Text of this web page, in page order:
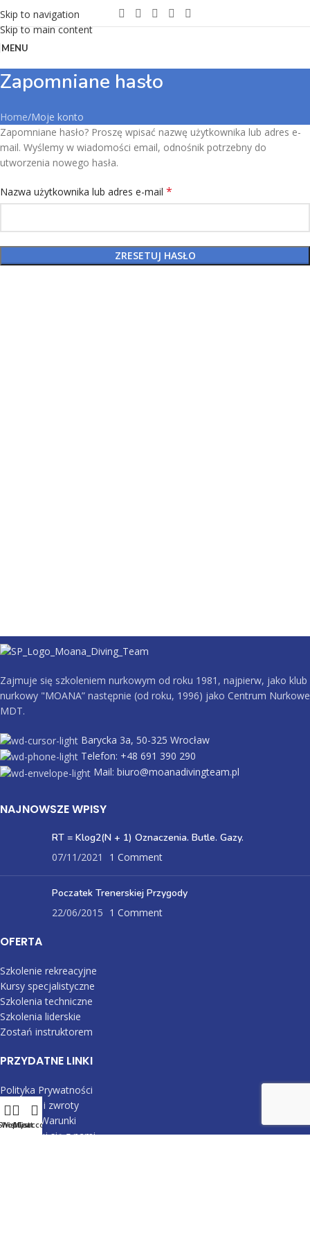
Skip to navigation
Skip to main content
MENU
Zapomniane hasło
Home Moje konto
Zapomniane hasło? Proszę wpisać nazwę użytkownika lub adres e-
mail. Wyślemy w wiadomości email, odnośnik potrzebny do
utworzenia nowego hasła.
Nazwa użytkownika lub adres e-mail *
ZRESETUJ HASŁO
Zajmuje się szkoleniem nurkowym od roku 1981, najpierw, jako klub
nurkowy "MOANA” następnie (od roku, 1996) jako Centrum Nurkowe
MDT.
Barycka 3a, 50-325 Wrocław
Telefon: +48 691 390 290
Mail: biuro@moanadivingteam.pl
NAJNOWSZE WPISY
RT = Klog2(N + 1) Oznaczenia. Butle. Gazy.
07/11/2021
1 Comment
Poczatek Trenerskiej Przygody
22/06/2015 1 Comment
OFERTA
Szkolenie rekreacyjne
Kursy specjalistyczne
Szkolenia techniczne
Szkolenia liderskie
Zostań instruktorem
PRZYDATNE LINKI
Polityka Prywatności
Dostawa i zwroty
Zasady i Warunki
Skontaktuj się z nami
Wishlist
Cart
My account